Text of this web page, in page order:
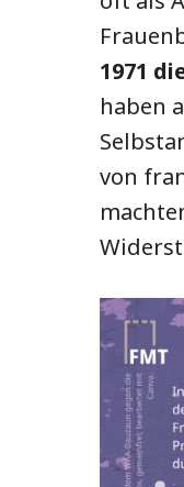
1971
haben
von